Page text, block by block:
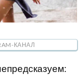
КАНАЛ